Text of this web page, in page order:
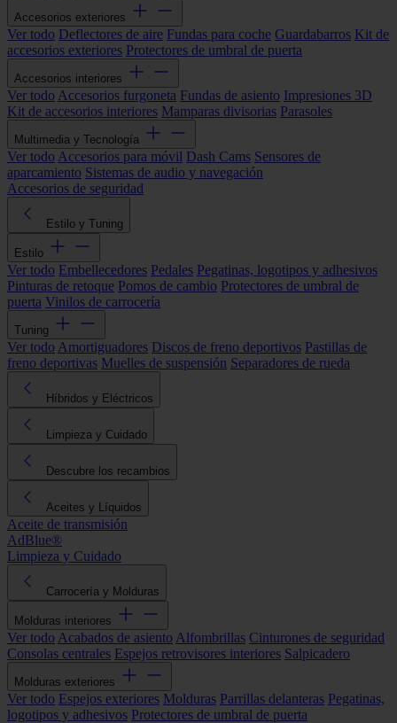
Accesorios exteriores
Ver todo Deflectores de aire Fundas para coche Guardabarros Kit de
accesorios exteriores Protectores de umbral de puerta
Accesorios interiores
Ver todo Accesorios furgoneta Fundas de asiento Impresiones 3D
Kit de accesorios interiores Mamparas divisorias Parasoles
Multimedia y Tecnología
Ver todo Accesorios para móvil Dash Cams Sensores de
aparcamiento Sistemas de audio y navegación
Accesorios de seguridad
Estilo y Tuning
Estilo
Ver todo Embellecedores Pedales Pegatinas, logotipos y adhesivos
Pinturas de retoque Pomos de cambio Protectores de umbral de
puerta Vinilos de carrocería
Tuning
Ver todo Amortiguadores Discos de freno deportivos Pastillas de
freno deportivas Muelles de suspensión Separadores de rueda
Híbridos y Eléctricos
Limpieza y Cuidado
Descubre los recambios
Aceites y Líquidos
Aceite de transmisión
AdBlue®
Limpieza y Cuidado
Carrocería y Molduras
Molduras interiores
Ver todo Acabados de asiento Alfombrillas Cinturones de seguridad
Consolas centrales Espejos retrovisores interiores Salpicadero
Molduras exteriores
Ver todo Espejos exteriores Molduras Parrillas delanteras Pegatinas,
logotipos y adhesivos Protectores de umbral de puerta